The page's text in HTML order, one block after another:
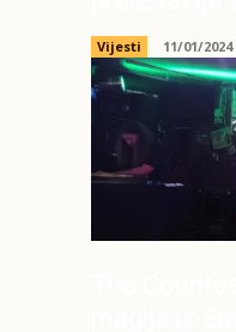
Vijesti 11/01/2024